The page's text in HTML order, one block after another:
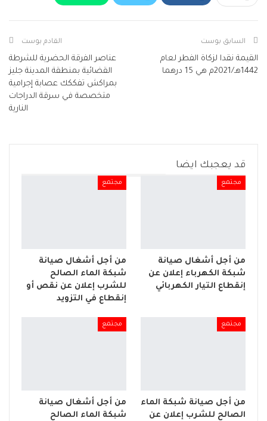
Telegram
السابق بوست
القيمة نقدا لزكاة الفطر لعام
1442هـ/2021م هي 15 درهما
القادم بوست
عناصر الفرقة الحضرية للشرطة
القضائية بمنطقة المدينة جليز
بمراكش تفككك عصابة إجرامية
متخصصة في سرقة الدراجات
النارية
قد يعجبك ايضا
مجتمع
من أجل أشغال صيانة
شبكة الكهرباء إعلان عن
إنقطاع التيار الكهربائي
مجتمع
من أجل أشغال صيانة
شبكة الماء الصالح
للشرب إعلان عن نقص أو
إنقطاع في التزويد
مجتمع
من أجل صيانة شبكة الماء
الصالح للشرب إعلان عن
مجتمع
من أجل أشغال صيانة
شبكة الماء الصالح